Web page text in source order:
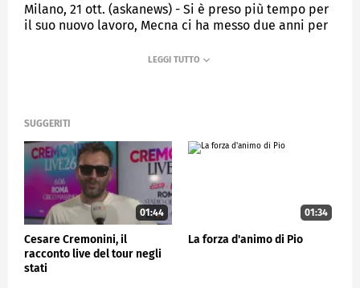
Milano, 21 ott. (askanews) - Si è preso più tempo per
il suo nuovo lavoro, Mecna ci ha messo due anni per
d'animo" e ha usato usato il rap come linguaggio e
andare in una direzione ben precisa e un po' dal
titolo si capisce.
parla un po' degli stati d'animo, quindi è molto
incentrato su di me e su quello che sento e tutti i
vari stati d'animo che ci sono, diciamo, tra la
discordia e l'armonia, è un po' tra la guerra e la
pace".
Canzoni intense e raffinate, per Mecna parlare di
relazioni non significa scrivere la "classica canzone
SUGGERITI
01:44
Cesare Cremonini, il
racconto live del tour negli
stati
01:34
La forza d'animo di Pio